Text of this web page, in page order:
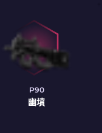
P90
幽墳